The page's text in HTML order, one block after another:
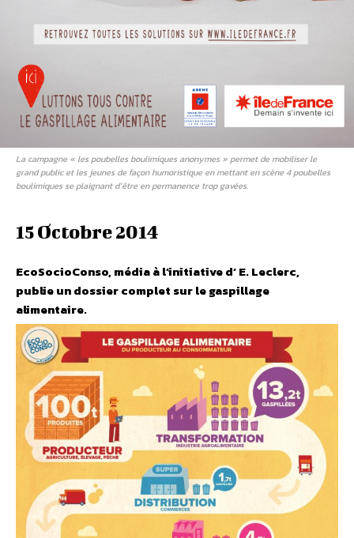
La campagne « les poubelles boulimiques anonymes » permet de mobiliser le
grand public et les jeunes de façon humoristique en mettant en scène 4 poubelles
boulimiques se plaignant d’être en permanence trop gavées.
15 Octobre 2014
EcoSocioConso, média à l’initiative d’ E. Leclerc,
publie un dossier complet sur le gaspillage
alimentaire.